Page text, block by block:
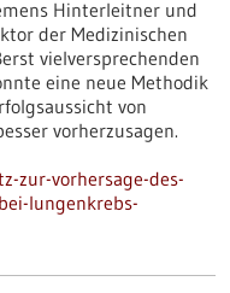
Hinterleitner und
der Medizinischen
vielversprechenden
eine neue Methodik
von
vorherzusagen.
zur-vorhersage-des-
lungenkrebs-